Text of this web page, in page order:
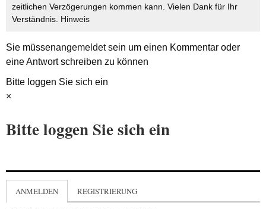
zeitlichen Verzögerungen kommen kann. Vielen Dank für Ihr
Verständnis. Hinweis
Sie müssenangemeldetsein um einen Kommentar oder
eine Antwort schreiben zu können
Bitte loggen Sie sich ein
×
Bitte loggen Sie sich ein
ANMELDEN REGISTRIERUNG